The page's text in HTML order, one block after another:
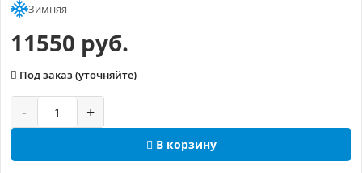
Зимняя
11550 руб.
Под заказ (уточняйте)
- +
В корзину